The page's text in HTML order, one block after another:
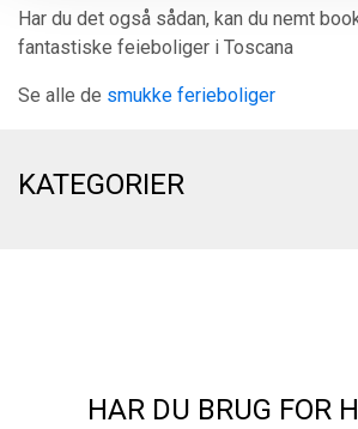
Har du det også sådan, kan du nemt
fantastiske feieboliger i Toscana
Se alle de smukke ferieboliger
KATEGORIER
HAR DU BRUG FOR